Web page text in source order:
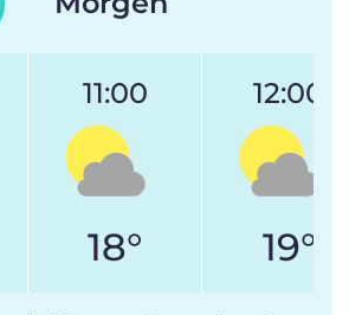
11:00
18°
12:00
19°